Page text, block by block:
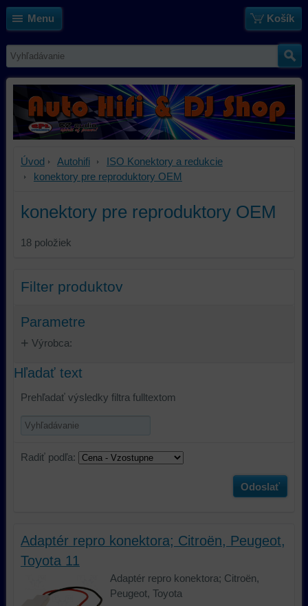
Menu Košík
Úvod Autohifi
ISO Konektory a redukcie
konektory pre reproduktory OEM
konektory pre reproduktory OEM
18 položiek
Filter produktov
Parametre
Výrobca:
Hľadať text
Prehľadať výsledky filtra fulltextom
Radiť podľa:
Odoslať
Adaptér repro konektora; Citroën, Peugeot,
Toyota 11
Adaptér repro konektora; Citroën,
Peugeot, Toyota